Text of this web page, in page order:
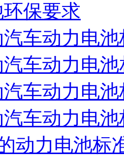
保要求
车动力电池
汽车动力电
车动力电池
车动力电池
动力电池标